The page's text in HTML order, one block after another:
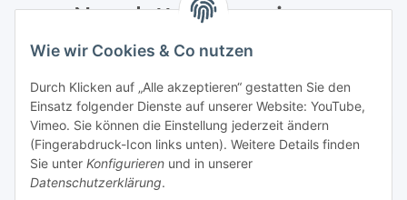
Wie wir Cookies & Co nutzen
Durch Klicken auf „Alle akzeptieren“ gestatten Sie den
Einsatz folgender Dienste auf unserer Website: YouTube,
Vimeo. Sie können die Einstellung jederzeit ändern
(Fingerabdruck-Icon links unten). Weitere Details finden
Sie unter Konfigurieren und in unserer
Datenschutzerklärung.
Newsletter Abonnieren
Bitte senden Sie mir entsprechend Ihrer
Informationen zu Ihrem Produktsortiment per E-Mail zu.
Abonnieren
Newsletter Abonnieren